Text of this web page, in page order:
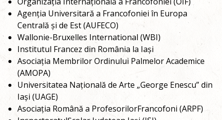
Agenția Universitară a Francofoniei în Europa
Centrală și de Est (AUFECO)
Wallonie-Bruxelles International (WBI)
Institutul Francez din România la Iași
Asociația Membrilor Ordinului Palmelor Academice
(AMOPA)
Universitatea Națională de Arte „George Enescu” din
Iași (UAGE)
Asociația Română a ProfesorilorFrancofoni (ARPF)